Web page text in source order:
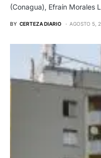
(Conagua), Efraín Morales
BY CERTEZA DIARIO AGOSTO 5,